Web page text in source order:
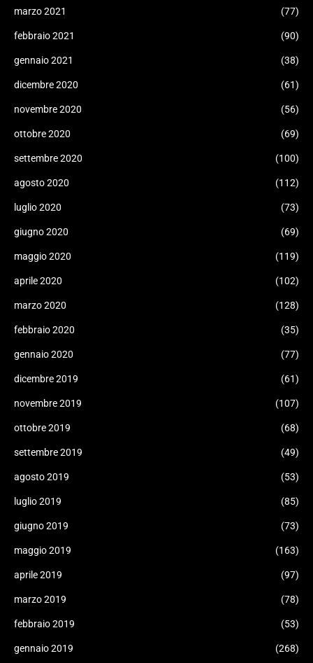
marzo 2021 (77)
febbraio 2021 (90)
gennaio 2021 (38)
dicembre 2020 (61)
novembre 2020 (56)
ottobre 2020 (69)
settembre 2020 (100)
agosto 2020 (112)
luglio 2020 (73)
giugno 2020 (69)
maggio 2020 (119)
aprile 2020 (102)
marzo 2020 (128)
febbraio 2020 (35)
gennaio 2020 (77)
dicembre 2019 (61)
novembre 2019 (107)
ottobre 2019 (68)
settembre 2019 (49)
agosto 2019 (53)
luglio 2019 (85)
giugno 2019 (73)
maggio 2019 (163)
aprile 2019 (97)
marzo 2019 (78)
febbraio 2019 (53)
gennaio 2019 (268)